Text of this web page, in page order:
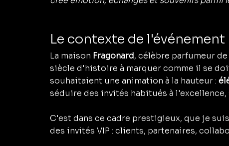
Le contexte de l'événement
La maison Fragonard, célèbre parfumeur
siècle d'histoire à marquer comme il se
souhaitaient une animation à la hauteur :
séduire des invités habitués à
C'est dans ce cadre prestigieux, que je
des invités VIP : clients, partenaires,